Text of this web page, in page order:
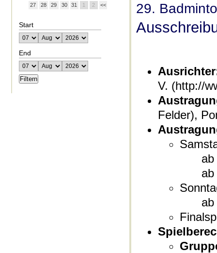
27
28 29 30 31 1 2 <<
Start
End
29.
V. (http://
Felder),